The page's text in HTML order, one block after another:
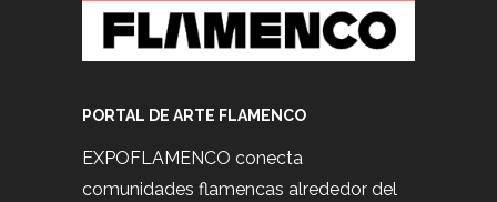
PORTAL DE ARTE FLAMENCO
EXPOFLAMENCO conecta
comunidades flamencas alrededor del